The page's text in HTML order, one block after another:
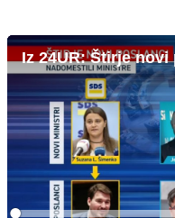
Iz 24UR: Štirje novi